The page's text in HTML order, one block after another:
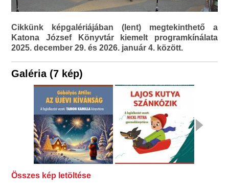
Cikkünk képgalériájában (lent) megtekinthető a
Katona József Könyvtár kiemelt programkínálata
2025. december 29. és 2026. január 4. között.
Galéria (7 kép)
Összes kép letöltése